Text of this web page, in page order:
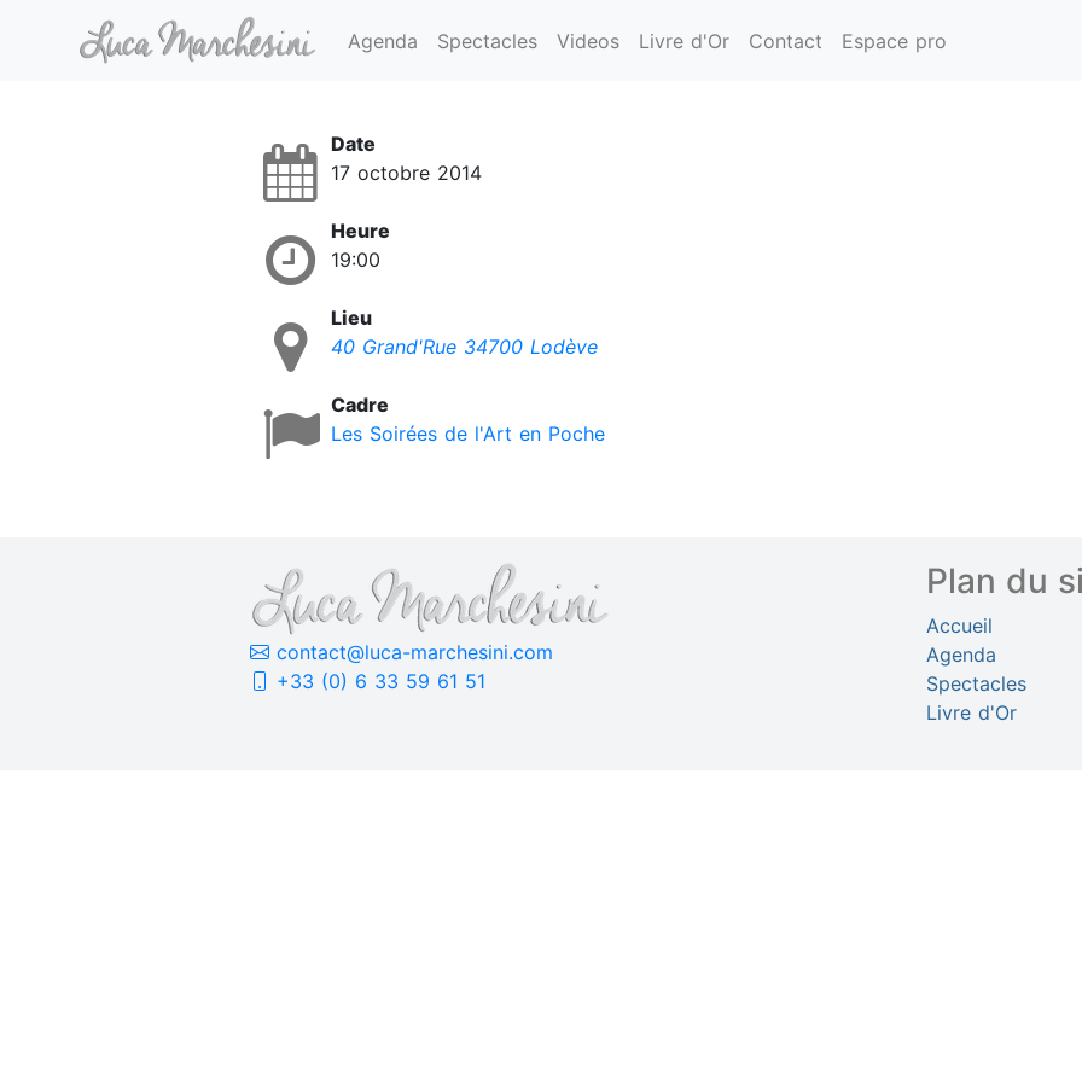
Agenda Spectacles Videos Livre d'Or Contact Espace pro
Date
17 octobre 2014
Heure
19:00
Lieu
40 Grand'Rue 34700 Lodève
Cadre
Les Soirées de l'Art en Poche
contact@luca-marchesini.com
+33 (0) 6 33 59 61 51
Plan du
Accueil
Agenda
Spectacles
Livre d'Or